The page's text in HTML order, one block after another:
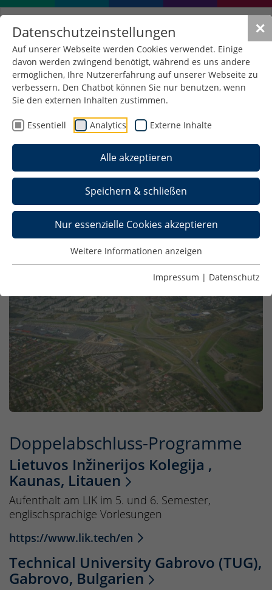
✕
Datenschutzeinstellungen
Auf unserer Webseite werden Cookies verwendet. Einige
davon werden zwingend benötigt, während es uns andere
ermöglichen, Ihre Nutzererfahrung auf unserer Webseite zu
verbessern. Den Chatbot können Sie nur benutzen, wenn
Sie den externen Inhalten zustimmen.
Essentiell Analytics Externe Inhalte
Alle akzeptieren
Speichern & schließen
Nur essenzielle Cookies akzeptieren
Weitere Informationen anzeigen
Impressum | Datenschutz
Internationales
Studierende unserer Fakultät, die ein oder
mehrere Auslandssemester absolvieren
als auch
fürausländische Studierende
, die ein oder
mehrere Semester in Schmalkalden absolvieren
möchten und zum
Doppelabschluss-Programm mit der FH
Kufstein
.
Doppelabschluss-Programme
Lietuvos Inžinerijos Kolegija ,
Kaunas, Litauen
Aufenthalt am LIK im 5. und 6. Semester,
englischsprachige Vorlesungen
https://www.lik.tech/en
Technical University Gabrovo (TUG),
Gabrovo, Bulgarien